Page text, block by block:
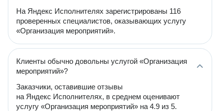
На Яндекс Исполнителях зарегистрированы 116
проверенных специалистов, оказывающих услугу
«Организация мероприятий».
Клиенты обычно довольны услугой «Организация
мероприятий»?
Заказчики, оставившие отзывы
на Яндекс Исполнителях, в среднем оценивают
услугу «Организация мероприятий» на 4.9 из 5.